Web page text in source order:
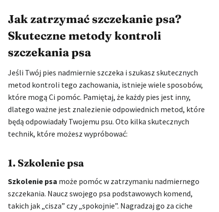
Jak zatrzymać szczekanie psa?
Skuteczne metody kontroli
szczekania psa
Jeśli Twój pies nadmiernie szczeka i szukasz skutecznych
metod kontroli tego zachowania, istnieje wiele sposobów,
które mogą Ci pomóc. Pamiętaj, że każdy pies jest inny,
dlatego ważne jest znalezienie odpowiednich metod, które
będą odpowiadały Twojemu psu. Oto kilka skutecznych
technik, które możesz wypróbować:
1. Szkolenie psa
Szkolenie psa może pomóc w zatrzymaniu nadmiernego
szczekania. Naucz swojego psa podstawowych komend,
takich jak „cisza” czy „spokojnie”. Nagradzaj go za ciche